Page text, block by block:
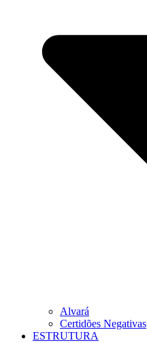
Alvará
Certidões Negativas
ESTRUTURA